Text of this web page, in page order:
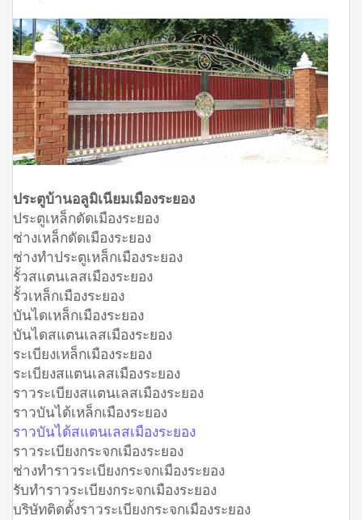
ประตูบ้านอลูมิเนียมเมืองระยอง
ประตูเหล็กดัดเมืองระยอง
ช่างเหล็กดัดเมืองระยอง
ช่างทำประตูเหล็กเมืองระยอง
รั้วสแตนเลสเมืองระยอง
รั้วเหล็กเมืองระยอง
บันไดเหล็กเมืองระยอง
บันไดสแตนเลสเมืองระยอง
ระเบียงเหล็กเมืองระยอง
ระเบียงสแตนเลสเมืองระยอง
ราวระเบียงสแตนเลสเมืองระยอง
ราวบันได้เหล็กเมืองระยอง
ราวบันได้สแตนเลสเมืองระยอง
ราวระเบียงกระจกเมืองระยอง
ช่างทำราวระเบียงกระจกเมืองระยอง
รับทำราวระเบียงกระจกเมืองระยอง
บริษัทติดตั้งราวระเบียงกระจกเมืองระยอง